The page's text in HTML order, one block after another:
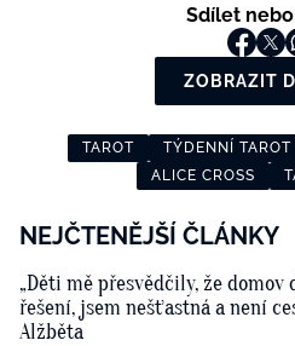
Sdílet
ZOBRAZIT
TAROT TÝDENNÍ TAROT
ALICE CROSS
NEJČTENĚJŠÍ ČLÁNKY
„Děti mě přesvědčily, že
řešení, jsem nešťastná a není
Alžběta